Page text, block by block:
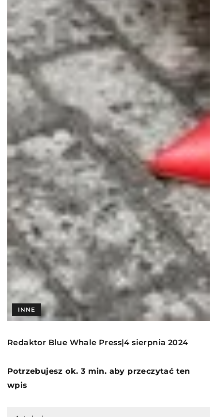
INNE
Redaktor Blue Whale Press|4 sierpnia 2024
Potrzebujesz ok. 3 min. aby przeczytać ten
wpis